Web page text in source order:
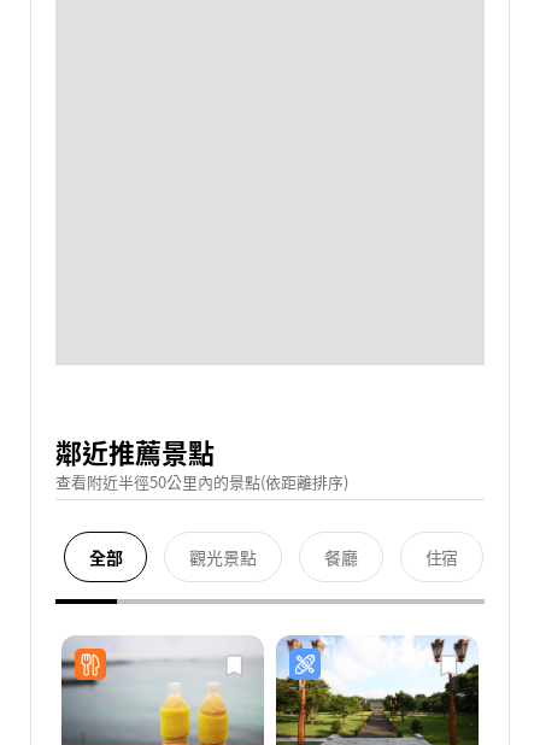
鄰近推薦景點
查看附近半徑50公里內的景點(依距離排序)
全部 觀光景點 餐廳 住宿